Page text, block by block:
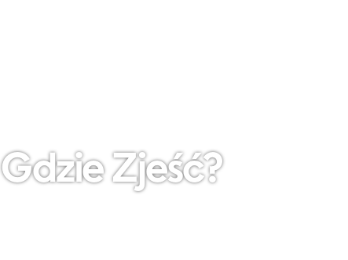
Gdzie Zjeść?